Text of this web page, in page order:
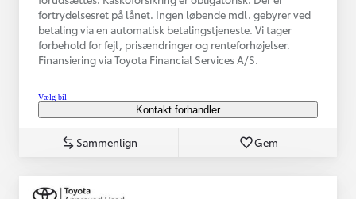
fortrydelsesret på lånet. Ingen løbende mdl. gebyrer ved
betaling via en automatisk betalingstjeneste. Vi tager
forbehold for fejl, prisændringer og renteforhøjelser.
Finansiering via Toyota Financial Services A/S.
Vælg bil
Kontakt forhandler
Sammenlign Gem